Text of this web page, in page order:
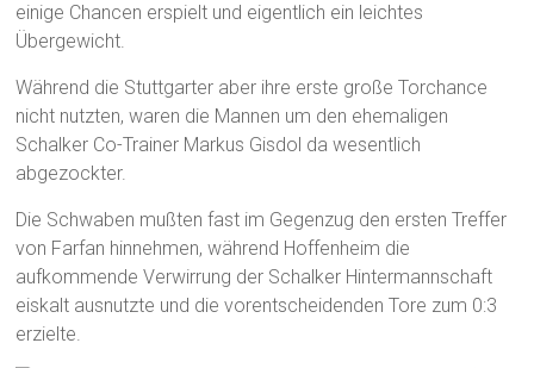
einige Chancen erspielt und eigentlich ein leichtes
Übergewicht.
Während die Stuttgarter aber ihre erste große Torchance
nicht nutzten, waren die Mannen um den ehemaligen
Schalker Co-Trainer Markus Gisdol da wesentlich
abgezockter.
Die Schwaben mußten fast im Gegenzug den ersten Treffer
von Farfan hinnehmen, während Hoffenheim die
aufkommende Verwirrung der Schalker Hintermannschaft
eiskalt ausnutzte und die vorentscheidenden Tore zum 0:3
erzielte.